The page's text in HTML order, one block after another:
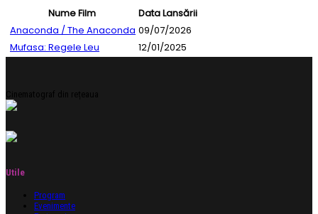
Nume Film
Data Lansării
Anaconda / The Anaconda 09/07/2026
Mufasa: Regele Leu
12/01/2025
Cinematograf din rețeaua
Utile
Program
Evenimente